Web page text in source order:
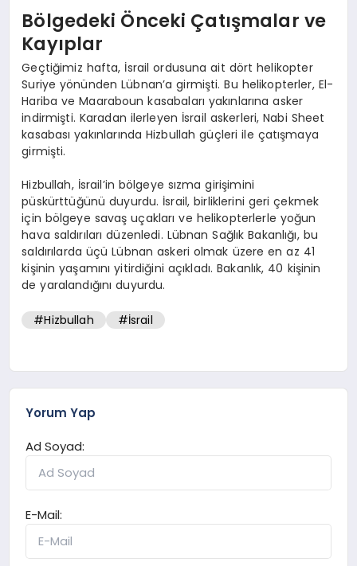
Bölgedeki Önceki Çatışmalar ve
Kayıplar
Geçtiğimiz hafta, İsrail ordusuna ait dört helikopter
Suriye yönünden Lübnan’a girmişti. Bu helikopterler, El-
Hariba ve Maaraboun kasabaları yakınlarına asker
indirmişti. Karadan ilerleyen İsrail askerleri, Nabi Sheet
kasabası yakınlarında Hizbullah güçleri ile çatışmaya
girmişti.
Hizbullah, İsrail’in bölgeye sızma girişimini
püskürttüğünü duyurdu. İsrail, birliklerini geri çekmek
için bölgeye savaş uçakları ve helikopterlerle yoğun
hava saldırıları düzenledi. Lübnan Sağlık Bakanlığı, bu
saldırılarda üçü Lübnan askeri olmak üzere en az 41
kişinin yaşamını yitirdiğini açıkladı. Bakanlık, 40 kişinin
de yaralandığını duyurdu.
#Hizbullah #İsrail
Yorum Yap
Ad Soyad:
E-Mail: